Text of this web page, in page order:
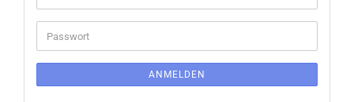
Mail-
Adresse
Passwort
ANMELDEN